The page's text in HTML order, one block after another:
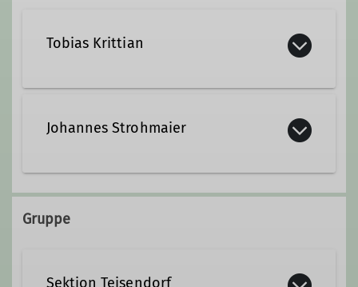
Tobias Krittian
Qualifikationen
Johannes Strohmaier
+49 157 35533935
Gruppe
Sektion Teisendorf